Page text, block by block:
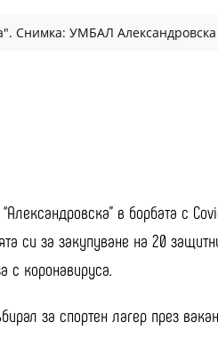
Снимка: УМБАЛ Александровска
в борбата с
си за закупуване на 20
с коронавируса.
за спортен лагер през